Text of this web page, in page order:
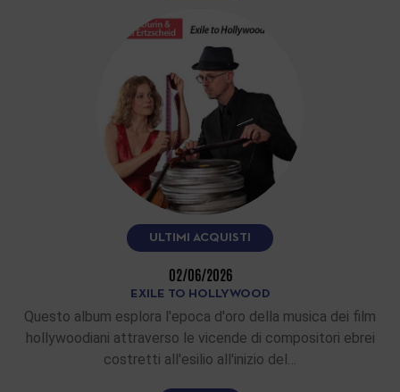
ULTIMI ACQUISTI
02/06/2026
EXILE TO HOLLYWOOD
Questo album esplora l'epoca d'oro della musica dei film
hollywoodiani attraverso le vicende di compositori ebrei
costretti all'esilio all'inizio del…